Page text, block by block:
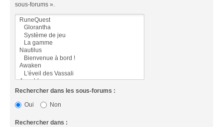
sous-forums ».
Rechercher dans les sous-forums :
Oui
Non
Rechercher dans :